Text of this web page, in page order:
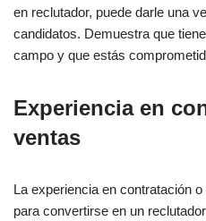
en reclutador, puede darle una
candidatos. Demuestra que
campo y que estás
Experiencia en
ventas
La experiencia en contratación
para convertirse en un